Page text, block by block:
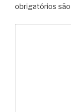
obrigatórios